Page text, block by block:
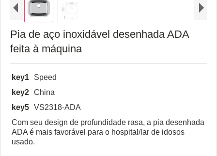
Pia de aço inoxidável desenhada ADA
feita à máquina
key1
Speed
key2 China
key5 VS2318-ADA
Com seu design de profundidade rasa, a pia desenhada
ADA é mais favorável para o hospital/lar de idosos
usado.